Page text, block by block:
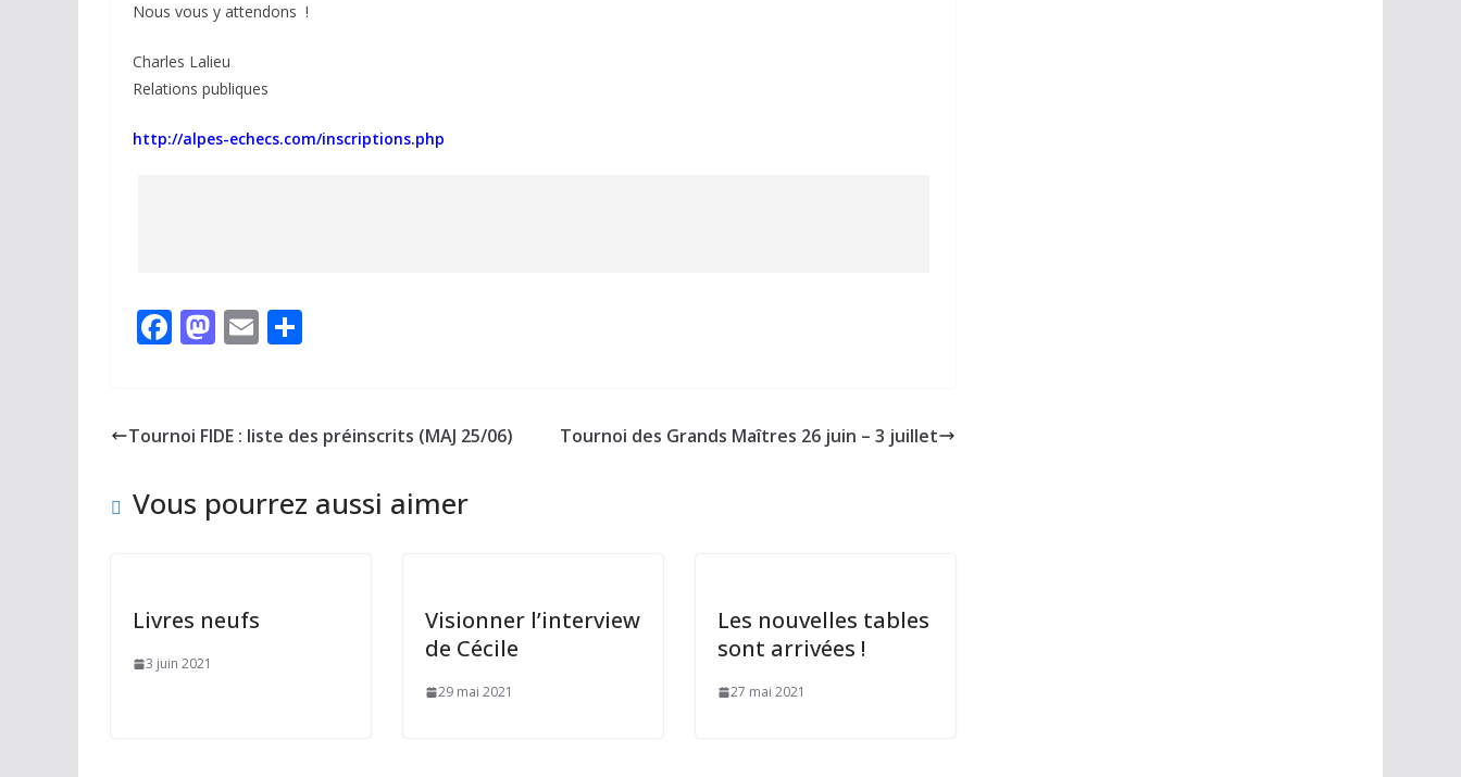
Nous vous y attendons !
Charles Lalieu
Relations publiques
http://alpes-echecs.com/inscriptions.php
F
b
o
M
d
n
E
l g
Tournoi FIDE : liste des préinscrits (MAJ 25/06) Tournoi des Grands Maîtres 26 juin – 3 juillet
Vous pourrez aussi aimer
Livres neufs
3 juin 2021
Visionner l’interview
de Cécile
29 mai 2021
Les nouvelles tables
sont arrivées !
27 mai 2021